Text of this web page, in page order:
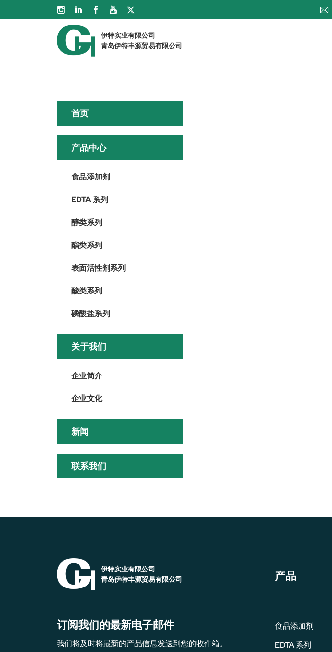
伊特实业有限公司
青岛伊特丰源贸易有限公司
首页
产品中心
食品添加剂
EDTA 系列
醇类系列
酯类系列
表面活性剂系列
酸类系列
磷酸盐系列
关于我们
企业简介
企业文化
新闻
联系我们
伊特实业有限公司
青岛伊特丰源贸易有限公司
订阅我们的最新电子邮件
我们将及时将最新的产品信息发送到您的收件箱。
产品
食品添加剂
EDTA 系列